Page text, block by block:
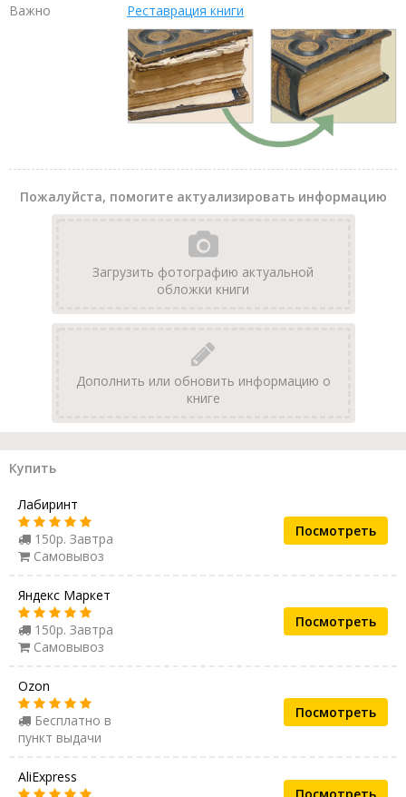
Важно Реставрация книги
Пожалуйста, помогите актуализировать информацию
Загрузить фотографию актуальной
обложки книги
Дополнить или обновить информацию о
книге
Купить
Лабиринт
150р. Завтра
Самовывоз
Посмотреть
Яндекс Маркет
150р. Завтра
Самовывоз
Посмотреть
Ozon
Бесплатно в
пункт выдачи
Посмотреть
AliExpress